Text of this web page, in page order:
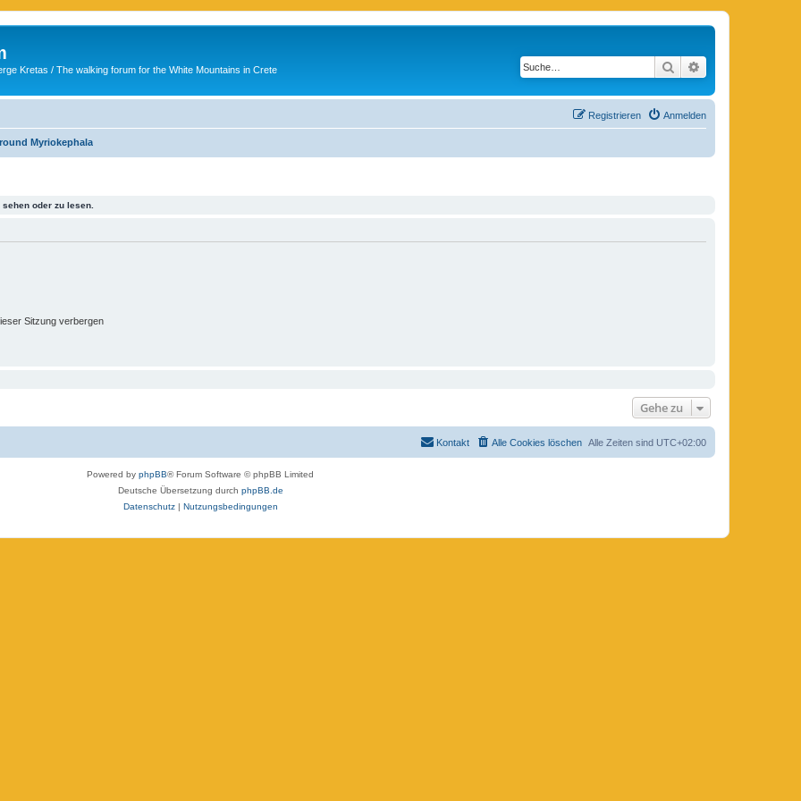
Kretas / The walking forum for the White Mountains in Crete Suche
Anmelden
Registrieren
Myriokephala
oder zu lesen.
Sitzung verbergen
Gehe zu
Alle Zeiten sind UTC+02:00
Alle Cookies löschen
Kontakt
Powered by phpBB® Forum Software © phpBB Limited
Deutsche Übersetzung durch phpBB.de
Datenschutz| Nutzungsbedingungen